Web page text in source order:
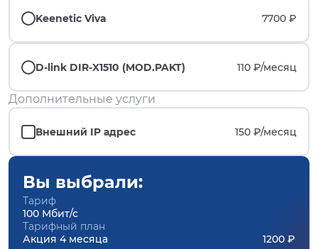
Keenetic Viva 7700 ₽
D-link DIR-X1510 (MOD.PAKT) 110 ₽/месяц
Дополнительные услуги
Внешний IP адрес 150 ₽/месяц
Вы выбрали:
Тариф
100 Мбит/с
Тарифный план
Акция 4 месяца
1200 ₽